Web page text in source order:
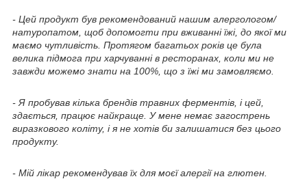
- Цей продукт був рекомендований нашим алергологом/
натуропатом, щоб допомогти при вживанні їжі, до якої ми
маємо чутливість. Протягом багатьох років це була
велика підмога при харчуванні в ресторанах, коли ми не
завжди можемо знати на 100%, що з їжі ми замовляємо.
- Я пробував кілька брендів травних ферментів, і цей,
здається, працює найкраще. У мене немає загострень
виразкового коліту, і я не хотів би залишатися без цього
продукту.
- Мій лікар рекомендував їх для моєї алергії на глютен.